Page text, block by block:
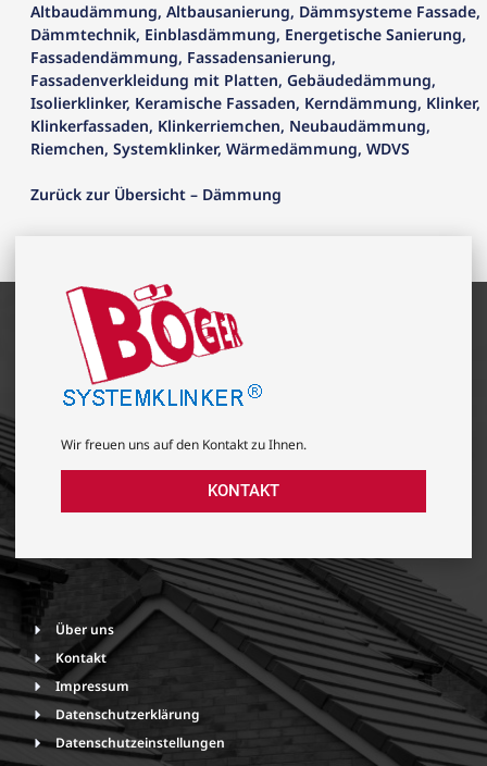
Altbaudämmung, Altbausanierung, Dämmsysteme Fassade,
Dämmtechnik, Einblasdämmung, Energetische Sanierung,
Fassadendämmung, Fassadensanierung,
Fassadenverkleidung mit Platten, Gebäudedämmung,
Isolierklinker, Keramische Fassaden, Kerndämmung, Klinker,
Klinkerfassaden, Klinkerriemchen, Neubaudämmung,
Riemchen, Systemklinker, Wärmedämmung, WDVS
Zurück zur Übersicht – Dämmung
Wir freuen uns auf den Kontakt zu Ihnen.
KONTAKT
Über uns
Kontakt
Impressum
Datenschutzerklärung
Datenschutzeinstellungen